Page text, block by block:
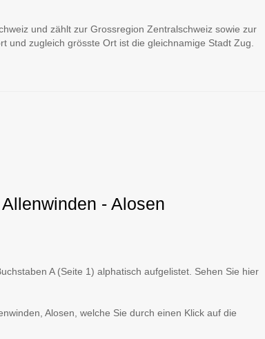
und zählt zur Grossregion Zentralschweiz sowie zur
und zugleich grösste Ort ist die gleichnamige Stadt Zug.
- Alosen
A (Seite 1) alphatisch aufgelistet. Sehen Sie hier
Alosen, welche Sie durch einen Klick auf die